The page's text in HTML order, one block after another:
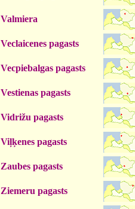
Valmiera
Veclaicenes pagasts
Vecpiebalgas pagasts
Vestienas pagasts
Vidrižu pagasts
Viļķenes pagasts
Zaubes pagasts
Ziemeru pagasts